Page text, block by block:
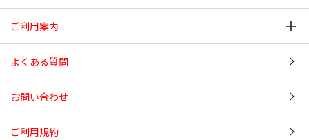
ご利用案内
よくある質問
お問い合わせ
ご利用規約